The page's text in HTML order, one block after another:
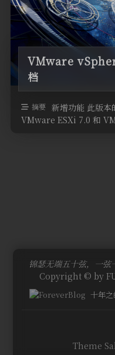
VMware
档
摘要 新增功能 此版
VMware ESXi 7.0 和
锦瑟无端五十弦，一
Copyright © by
十年之
Theme